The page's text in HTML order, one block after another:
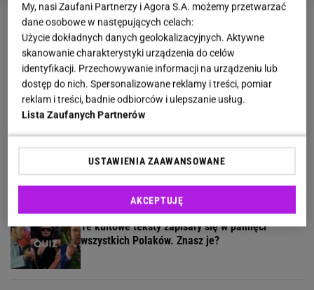
Słowa, których używały nasze prababcie.
Udowodnij, że wiesz o co chodzi
Quiz o "Seksmisji". Sprawdź, jak dobrze
pamiętasz ten kultowy film
Umiesz się zachować? Sprawdź to w quizie z
zasad savoir vivre!
Te kultowe teksty zapisały się w pamięci
wszystkich Polaków. Znasz je?
My, nasi Zaufani Partnerzy i Agora S.A. możemy przetwarzać
dane osobowe w następujących celach:
Użycie dokładnych danych geolokalizacyjnych. Aktywne
skanowanie charakterystyki urządzenia do celów
identyfikacji. Przechowywanie informacji na urządzeniu lub
dostęp do nich. Spersonalizowane reklamy i treści, pomiar
reklam i treści, badnie odbiorców i ulepszanie usług.
Lista Zaufanych Partnerów
USTAWIENIA ZAAWANSOWANE
AKCEPTUJĘ